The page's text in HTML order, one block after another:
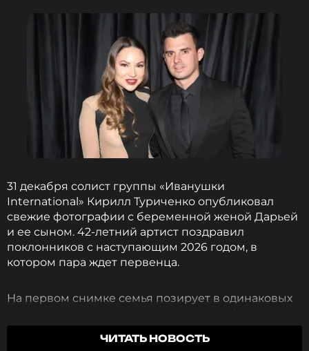
31 декабря солист группы «Иванушки
International» Кирилл Туриченко опубликовал
свежие фотографии с беременной женой Дарьей
и ее сыном. 42-летний артист поздравил
поклонников с наступающим 2026 годом, в
котором пара ждет первенца.
На первом снимке семья позирует в одинаковых
нарядной новогодней елки. Кирилл обнимает
пасынка Платона, а его беременная супруга
ЧИТАТЬ НОВОСТЬ